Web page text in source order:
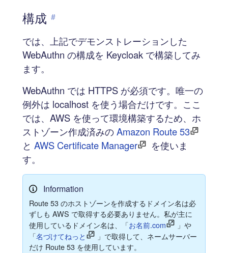
構成 #
では、上記でデモンストレーションした
WebAuthn の構成を Keycloak で構築してみ
ます。
WebAuthn では HTTPS が必須です。唯一の
例外は localhost を使う場合だけです。ここ
では、AWS を使って環境構築するため、ホ
ストゾーン作成済みのAmazon Route 53
と AWS Certificate Manager
を使いま
す。
Information
Route 53 のホストゾーンを作成するドメイン名は必
ずしも AWS で取得する必要ありません。私が主に
使用しているドメイン名は、「お名前.com
」や
「名づけてねっと
」で取得して、ネームサーバー
だけ Route 53 を使用しています。